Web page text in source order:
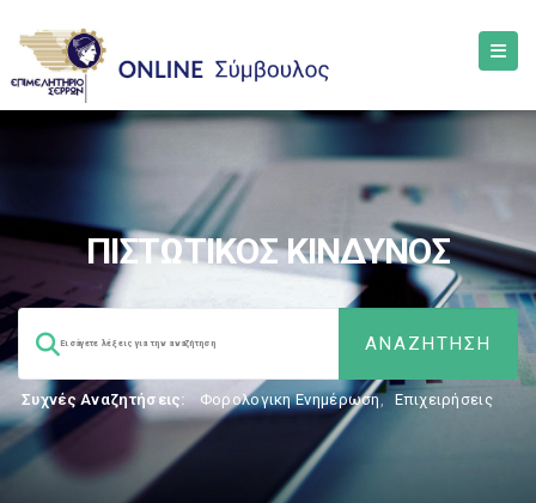
ΠΙΣΤΩΤΙΚΟΣ ΚΙΝΔΥΝΟΣ
Συχνές Αναζητήσεις: Φορολογικη Ενημέρωση, Επιχειρήσεις